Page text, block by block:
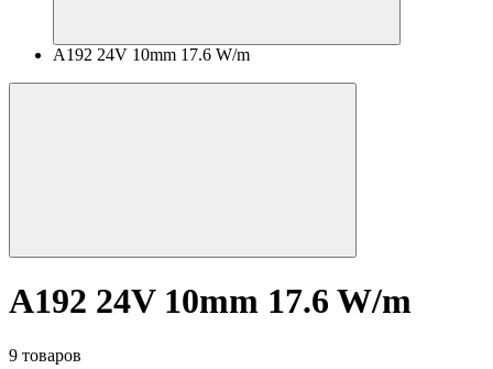
A192 24V 10mm 17.6 W/m
A192 24V 10mm 17.6 W/m
9 товаров